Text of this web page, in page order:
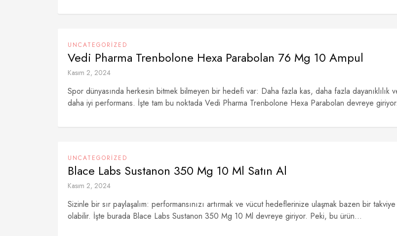
UNCATEGORIZED
Vedi Pharma Trenbolone Hexa Parabolan 76 Mg 10 Ampul
Kasım 2, 2024
Spor dünyasında herkesin bitmek bilmeyen bir hedefi var: Daha fazla kas, daha fazla dayanıklılık
daha iyi performans. İşte tam bu noktada Vedi Pharma Trenbolone Hexa Parabolan devreye
UNCATEGORIZED
Blace Labs Sustanon 350 Mg 10 Ml Satın Al
Kasım 2, 2024
Sizinle bir sır paylaşalım: performansınızı artırmak ve vücut hedeflerinize ulaşmak bazen bir
olabilir. İşte burada Blace Labs Sustanon 350 Mg 10 Ml devreye giriyor. Peki, bu ürün...